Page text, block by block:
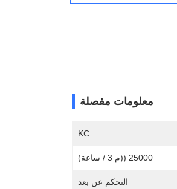
معلومات مفصلة
KC
25000 ((م 3 / ساعة)
التحكم عن بعد